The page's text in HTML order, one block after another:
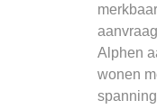
Alphen
wonen